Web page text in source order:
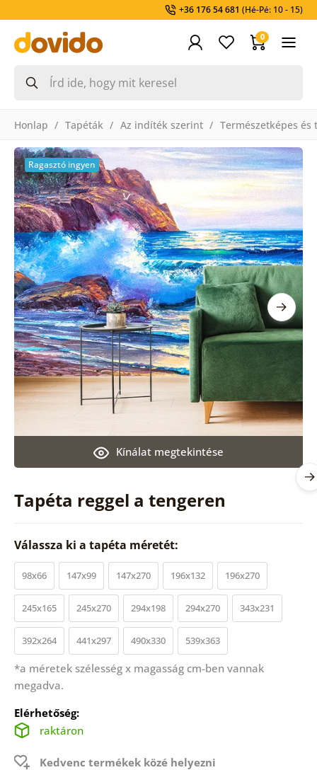
+36 176 54 681 (Hé-Pé: 10 - 15)
0
Honlap Tapéták Az indíték szerint Természetképes és
Tapéta reggel a tengeren
Kínálat megtekintése
Ragasztó ingyen
Válassza ki a tapéta méretét:
98x66 147x99 147x270 196x132 196x270
245x165 245x270 294x198 294x270 343x231
392x264 441x297 490x330 539x363
*a méretek szélesség x magasság cm-ben vannak
megadva.
Elérhetőség:
raktáron
Kedvenc termékek közé helyezni